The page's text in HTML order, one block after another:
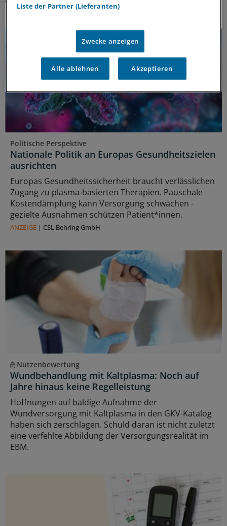
Politische Perspektive
Nationale Politik an Europas Gesundheitszielen
ausrichten
Europas Gesundheitssicherheit braucht verlässlichen
Zugang zu plasma‑basierten Therapien. Pauschale
Kostendämpfung kann Versorgung schwächen -
gezielte Ausnahmen schützen Patient*innen.
ANZEIGE | CSL Behring GmbH
Nutzenbewertung
Wundbehandlung mit Kaltplasma: Noch auf
Jahre hinaus keine Regelleistung
Hoffnungen auf baldige Aufnahme der
Wundversorgung mit Kaltplasma in den GKV-Katalog
haben sich zerschlagen. Schuld daran ist nicht zuletzt
eine verfehlte Abbildung der Versorgungsrealität im
EBM.
Liste der Partner (Lieferanten)
Zwecke anzeigen
Alle ablehnen Akzeptieren